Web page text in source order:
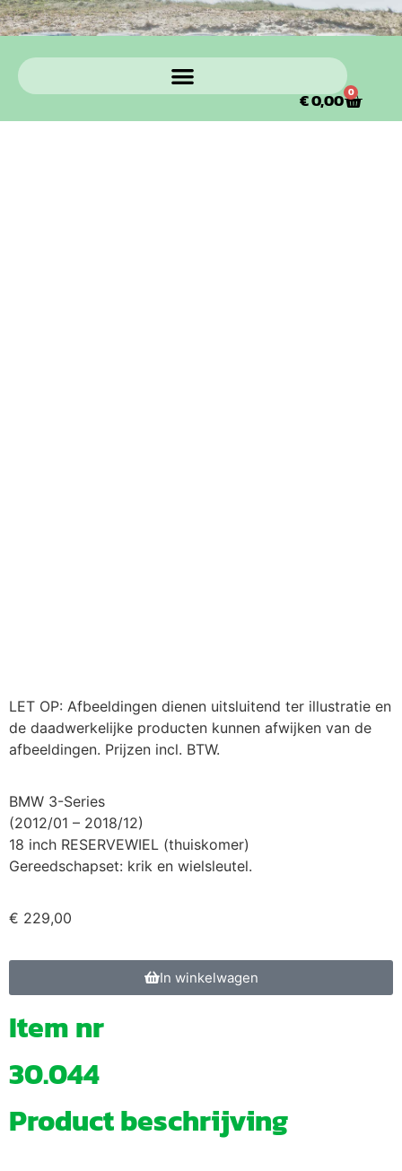
€0,00 0
LET OP: Afbeeldingen dienen uitsluitend ter illustratie en
de daadwerkelijke producten kunnen afwijken van de
afbeeldingen. Prijzen incl. BTW.
BMW 3-Series
(2012/01 – 2018/12)
18 inch RESERVEWIEL (thuiskomer)
Gereedschapset: krik en wielsleutel.
€ 229,00
In winkelwagen
Item nr
30.044
Product beschrijving